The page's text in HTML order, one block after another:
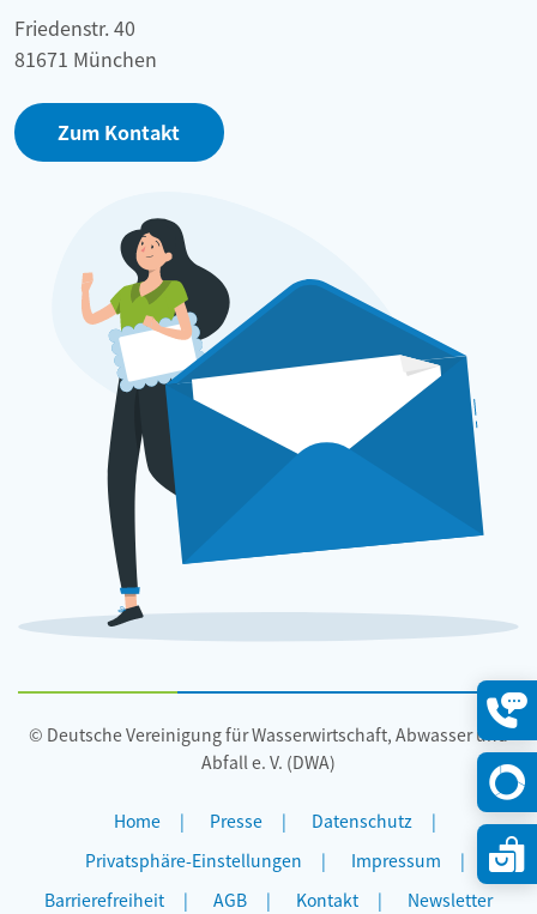
Friedenstr. 40
81671 München
Zum Kontakt
© Deutsche Vereinigung für Wasserwirtschaft, Abwasser und
Abfall e. V. (DWA)
Home Presse
Datenschutz
Privatsphäre-Einstellungen
Impressum
Barrierefreiheit
AGB Kontakt Newsletter